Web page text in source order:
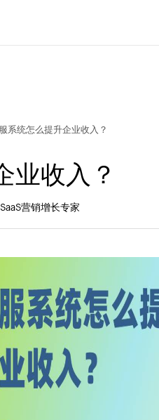
系统怎么提升企业收入？
业收入？
营销增长专家